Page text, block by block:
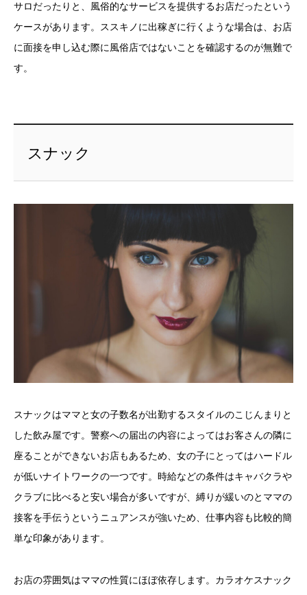
サロだったりと、風俗的なサービスを提供するお店だったという
ケースがあります。ススキノに出稼ぎに行くような場合は、お店
に面接を申し込む際に風俗店ではないことを確認するのが無難で
す。
スナック
スナックはママと女の子数名が出勤するスタイルのこじんまりと
した飲み屋です。警察への届出の内容によってはお客さんの隣に
座ることができないお店もあるため、女の子にとってはハードル
が低いナイトワークの一つです。時給などの条件はキャバクラや
クラブに比べると安い場合が多いですが、縛りが緩いのとママの
接客を手伝うというニュアンスが強いため、仕事内容も比較的簡
単な印象があります。
お店の雰囲気はママの性質にほぼ依存します。カラオケスナック